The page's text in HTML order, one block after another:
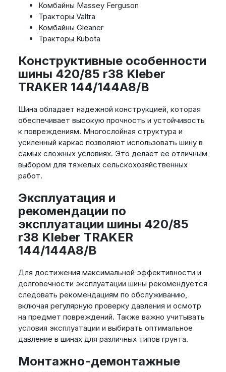
Комбайны Massey Ferguson
Тракторы Valtra
Комбайны Gleaner
Тракторы Kubota
Конструктивные особенности
шины 420/85 r38 Kleber
TRAKER 144/144A8/B
Шина обладает надежной конструкцией, которая
обеспечивает высокую прочность и устойчивость
к повреждениям. Многослойная структура и
усиленный каркас позволяют использовать шину в
самых сложных условиях. Это делает её отличным
выбором для тяжелых сельскохозяйственных
работ.
Эксплуатация и
рекомендации по
эксплуатации шины 420/85
r38 Kleber TRAKER
144/144A8/B
Для достижения максимальной эффективности и
долговечности эксплуатации шины рекомендуется
следовать рекомендациям по обслуживанию,
включая регулярную проверку давления и осмотр
на предмет повреждений. Также важно учитывать
условия эксплуатации и выбирать оптимальное
давление в шинах для различных типов грунта.
Монтажно-демонтажные